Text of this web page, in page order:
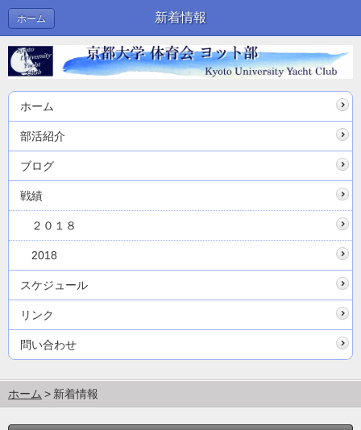
新着情報
ホーム
ホーム
部活紹介
ブログ
戦績
２０１８
2018
スケジュール
リンク
問い合わせ
ホーム 新着情報